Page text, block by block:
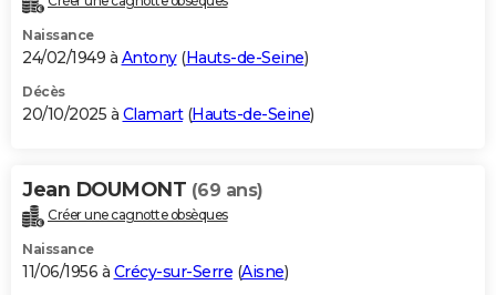
Destinations
City break
Voyage nature
Voyage de noces
Forum
Climat
+PHOTO
GUIDES D'ACHAT
BONS PLANS
Carte de Noël
Carte Bonne année
Carte Saint-Valentin
Carte Pâques
Carte d'anniversaire
DICTIONNAIRE
Dictionnaire
Biographies
Citations
Expressions
Proverbes
PROGRAMME TV
Naissance
24/02/1949 à Antony(Hauts-de-Seine)
Décès
20/10/2025 à Clamart(Hauts-de-Seine)
Jean DOUMONT (69 ans)
Créer une cagnotte obsèques
Naissance
11/06/1956 à Crécy-sur-Serre (Aisne)